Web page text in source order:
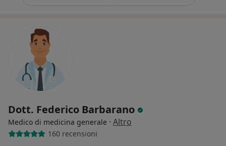
Dott. Federico Barbarano
Medico di medicina generale · Altro
160 recensioni